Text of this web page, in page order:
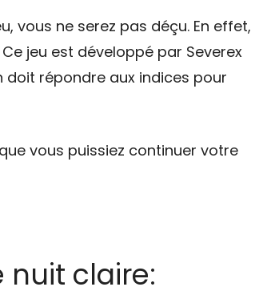
vous ne serez pas déçu. En effet,
Ce jeu est développé par Severex
doit répondre aux indices pour
vous puissiez continuer votre
nuit claire: